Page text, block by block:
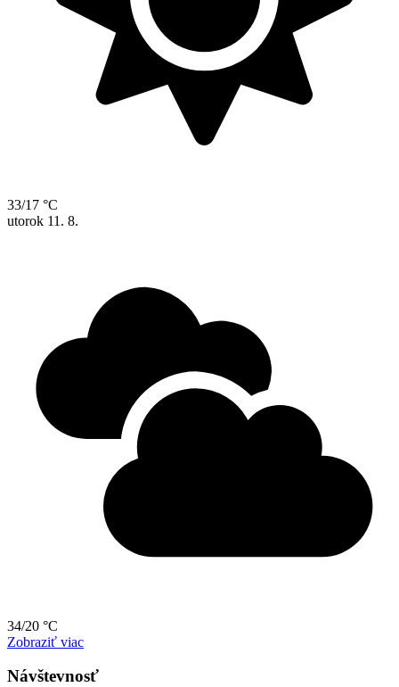
33/17 °C
utorok 11. 8.
34/20 °C
Zobraziť viac
Návštevnosť